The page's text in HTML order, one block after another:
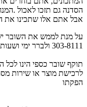
הסדנה גם תזכו לאכול .
אבל אתם אלו שתכינו את
303-8111 ולברר ימי ושעות פעילות, יש להגיע עם מספר שובר מלא
הפקתו